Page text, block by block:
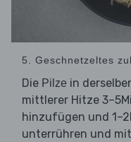
5. Geschnetzeltes
Die Pilze in
mittlerer Hitze
hinzufügen und
unterrühren und mit